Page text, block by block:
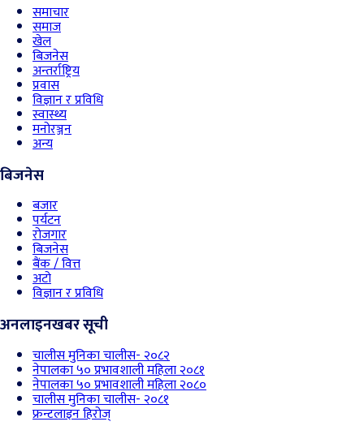
समाचार
समाज
खेल
बिजनेस
अन्तर्राष्ट्रिय
प्रवास
विज्ञान र प्रविधि
स्वास्थ्य
मनोरञ्जन
अन्य
बिजनेस
बजार
पर्यटन
रोजगार
बिजनेस
बैंक / वित्त
अटो
विज्ञान र प्रविधि
अनलाइनखबर सूची
चालीस मुनिका चालीस- २०८२
नेपालका ५० प्रभावशाली महिला २०८१
नेपालका ५० प्रभावशाली महिला २०८०
चालीस मुनिका चालीस- २०८१
फ्रन्टलाइन हिरोज्